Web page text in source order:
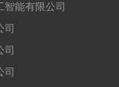
智能有限公司
司
司
司